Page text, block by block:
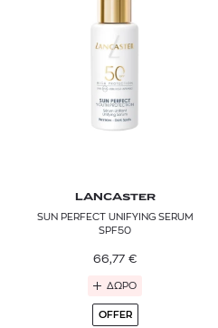
LANCASTER
SUN PERFECT UNIFYING SERUM
SPF50
66,77 €
ΔΩΡΟ
OFFER